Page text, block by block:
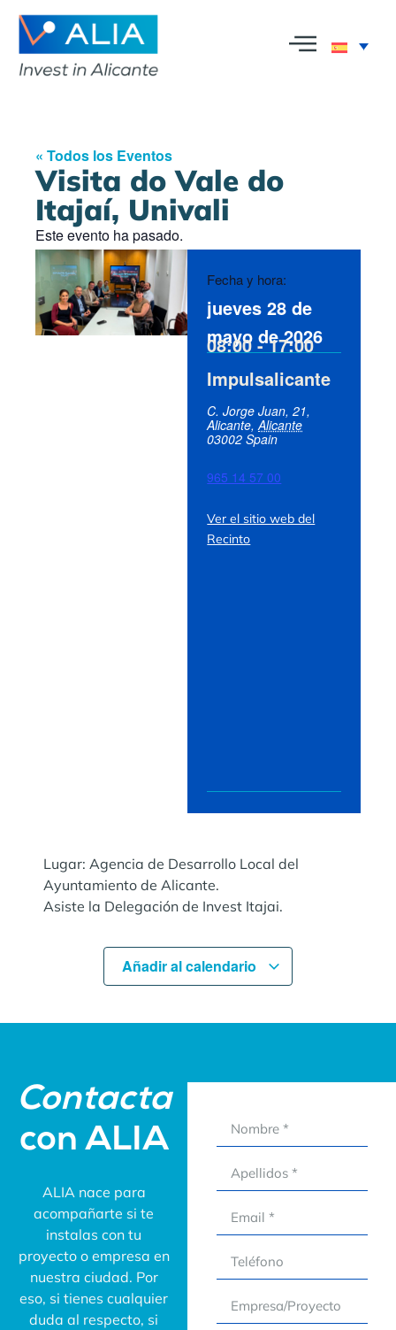
« Todos los Eventos
Visita do Vale do
Itajaí, Univali
Este evento ha pasado.
Fecha y hora:
jueves 28 de
mayo de 2026
08:00 -17:00
Impulsalicante
C. Jorge Juan, 21,
Alicante, Alicante
03002 Spain
965 14 57 00
Ver el sitio web del
Recinto
Lugar: Agencia de Desarrollo Local del
Ayuntamiento de Alicante.
Asiste la Delegación de Invest Itajai.
Añadir al calendario
Contacta
con ALIA
ALIA nace para
acompañarte si te
instalas con tu
proyecto o empresa en
nuestra ciudad. Por
eso, si tienes cualquier
duda al respecto, si